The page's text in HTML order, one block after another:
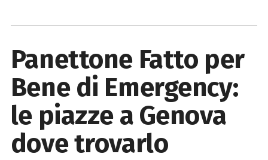
Panettone Fatto per
Bene di Emergency:
le piazze a Genova
dove trovarlo